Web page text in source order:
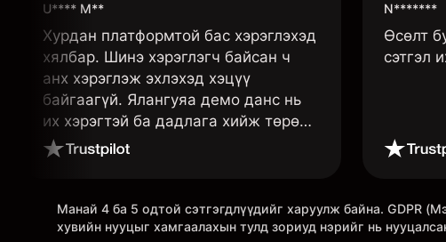
U**** M**
Хурдан платформтой бас хэрэглэхэд
хялбар. Шинэ хэрэглэгч байсан ч
анх хэрэглэж эхлэхэд хэцүү
байгаагүй. Ялангуяа демо данс нь
их хэрэгтэй ба дадлага хийж төрөл
бүрийн функцуудийг нь туршиж
N*******
Өсөлт
сэтгэл
Манай 4 ба 5 одтой сэтгэгдлүүдийг харуулж байна. GDPR
хувийн нууцыг хамгаалахын тулд зориуд нэрийг нь